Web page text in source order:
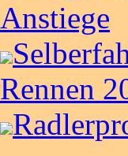
Anstiege
Rennen